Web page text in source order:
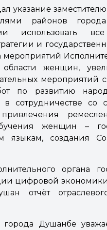
указание
районов
использовать
и
женщин,
по развитию
сотрудничестве со
женщин –
создания
органа
цифровой
отчёт
города Душанбе